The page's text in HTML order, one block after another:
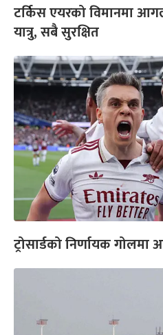
टर्किस एयरको विमानमा
यात्रु, सबै सुरक्षित
ट्रोसार्डको निर्णायक